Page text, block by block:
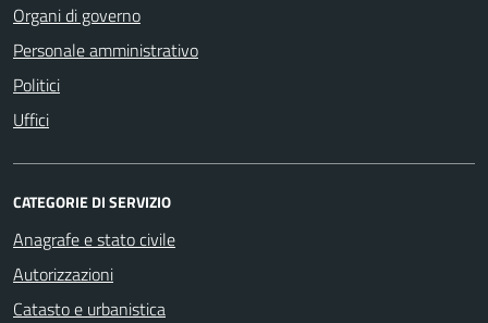
Organi di governo
Personale amministrativo
Politici
Uffici
CATEGORIE DI SERVIZIO
Anagrafe e stato civile
Autorizzazioni
Catasto e urbanistica